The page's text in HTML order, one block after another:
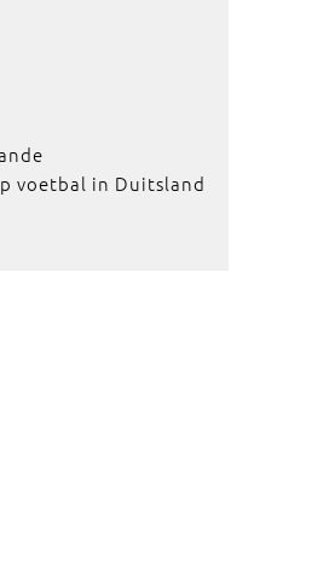
voetbal in Duitsland